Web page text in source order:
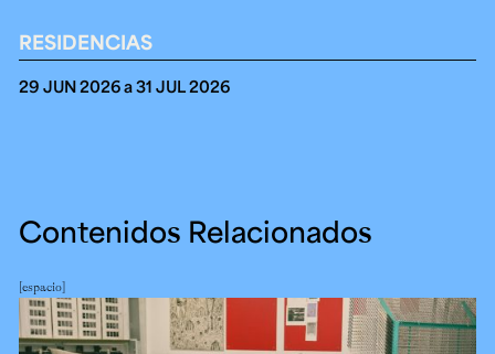
29 JUN 2026 a 31 JUL 2026
RESIDENCIAS
Contenidos Relacionados
espacio